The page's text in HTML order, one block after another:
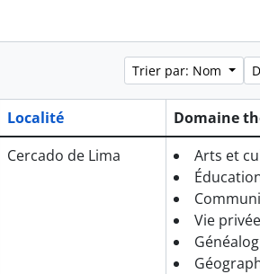
Trier par: Nom
Localité
Domaine
Cercado de Lima
Arts et
Vie privée